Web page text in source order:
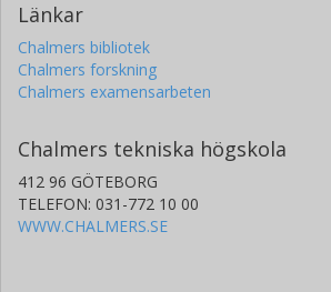
Länkar
Chalmers bibliotek
Chalmers forskning
Chalmers examensarbeten
Chalmers tekniska högskola
412 96 GÖTEBORG
TELEFON: 031-772 10 00
WWW.CHALMERS.SE